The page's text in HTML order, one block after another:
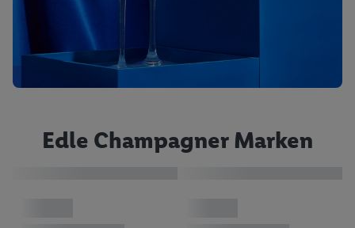
Edle Champagner Marken